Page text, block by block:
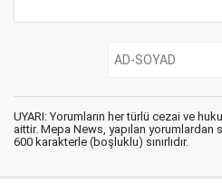
UYARI: Yorumların her türlü cezai ve
aittir. Mepa News, yapılan yorumlardan
600 karakterle (boşluklu) sınırlıdır.